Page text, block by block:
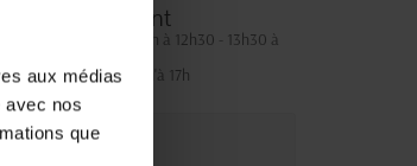
aux médias
avec nos
que
Service client
Lundi au jeudi : 9h à 12h30 - 13h30 à
Le vendredi jusqu'à 17h